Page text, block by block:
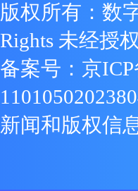
版权所有：数
Rights 未经授
备案号： 京
新闻和版权信